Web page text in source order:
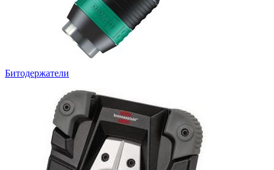
Битодержатели